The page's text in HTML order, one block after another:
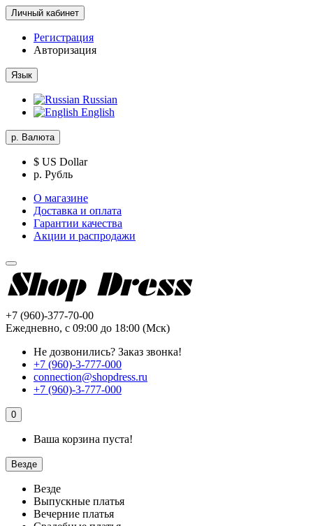
Личный кабинет
Регистрация
Авторизация
Язык
Russian
English
р. Валюта
$ US Dollar
р. Рубль
О магазине
Доставка и оплата
Гарантии качества
Акции и распродажи
+7 (960)-377-70-00
Ежедневно, с 09:00 до 18:00 (Мск)
Не дозвонились? Заказ звонка!
+7 (960)-3-777-000
connection@shopdress.ru
+7 (960)-3-777-000
0
Ваша корзина пуста!
Везде
Везде
Выпускные платья
Вечерние платья